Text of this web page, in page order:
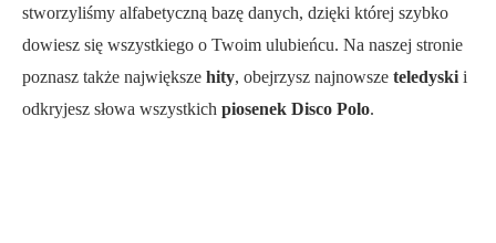
stworzyliśmy alfabetyczną bazę danych, dzięki której szybko
dowiesz się wszystkiego o Twoim ulubieńcu. Na naszej stronie
poznasz także największe hity, obejrzysz najnowsze teledyski i
odkryjesz słowa wszystkich piosenek Disco Polo.